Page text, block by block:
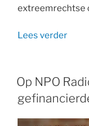
extreemrechtse
Lees verder“Radio
in
in
Op NPO